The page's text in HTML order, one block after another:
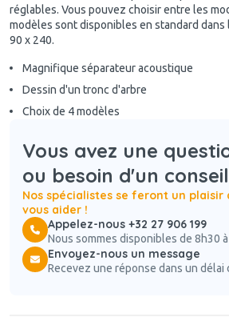
réglables. Vous pouvez choisir entre les
modèles sont disponibles en standard
90 x 240.
Magnifique séparateur acoustique
Dessin d'un tronc d'arbre
Choix de 4 modèles
Vous avez une
ou besoin d'un
Nos spécialistes se feront un plaisir
vous aider !
Appelez-nous +32 27 906 199
Nous sommes disponibles de 8h30
Envoyez-nous un message
Recevez une réponse dans un délai